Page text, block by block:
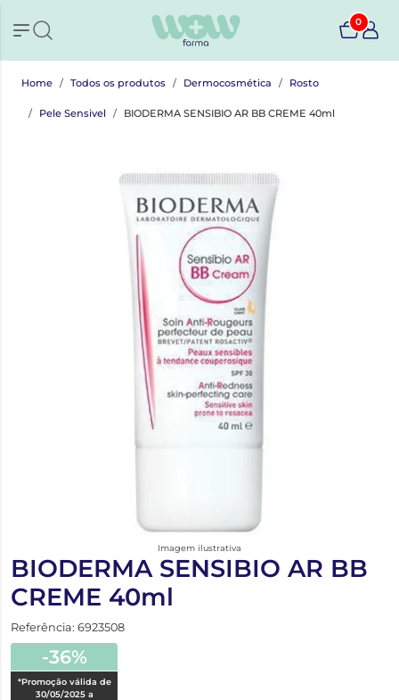
0
Home Todos os produtos Dermocosmética Rosto
Pele Sensivel BIODERMA SENSIBIO AR BB CREME 40ml
Imagem ilustrativa
BIODERMA SENSIBIO AR BB
CREME 40ml
Referência: 6923508
-36%
*Promoção válida de
30/05/2025 a